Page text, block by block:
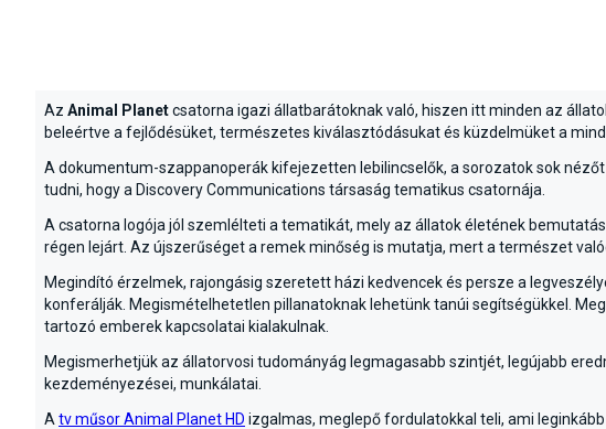
Az Animal Planetcsatorna igazi állatbarátoknak való, hiszen itt minden az
beleértve a fejlődésüket, természetes kiválasztódásukat és küzdelmüket a
A dokumentum-szappanoperák kifejezetten lebilincselők, a sorozatok sok
tudni, hogy a Discovery Communications társaság tematikus csatornája.
A csatorna logója jól szemlélteti a tematikát, mely az állatok életének
régen lejárt. Az újszerűséget a remek minőség is mutatja, mert a természet
Megindító érzelmek, rajongásig szeretett házi kedvencek és persze a
konferálják. Megismételhetetlen pillanatoknak lehetünk tanúi segítségükkel.
tartozó emberek kapcsolatai kialakulnak.
Megismerhetjük az állatorvosi tudományág legmagasabb szintjét, legújabb
kezdeményezései, munkálatai.
A tv műsor Animal Planet HD izgalmas, meglepő fordulatokkal teli, ami